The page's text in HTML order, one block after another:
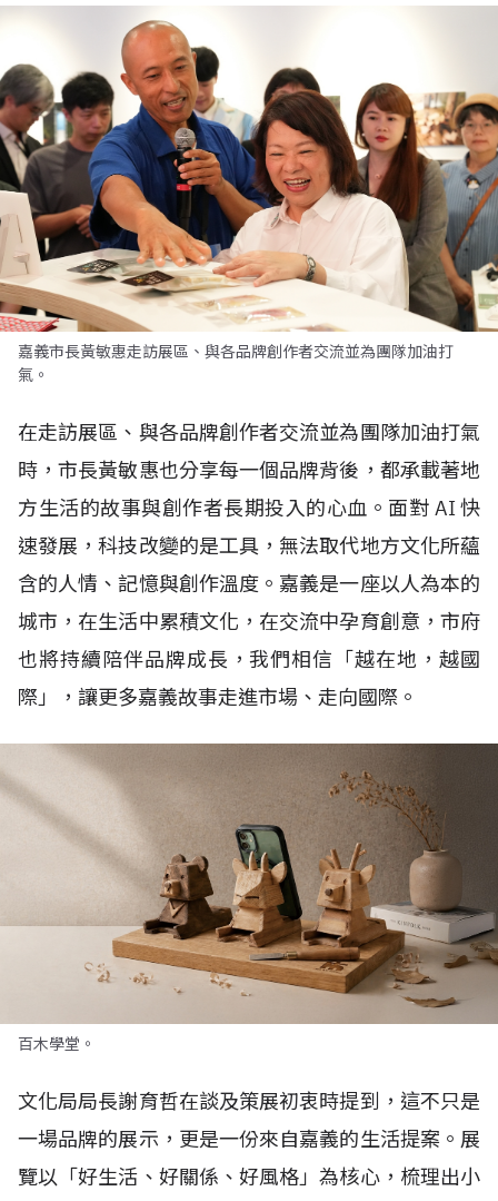
嘉義市長黃敏惠走訪展區、與各品牌創作者交流並為團隊加油打
氣。
在走訪展區、與各品牌創作者交流並為團隊加油打氣
時，市長黃敏惠也分享每一個品牌背後，都承載著地
方生活的故事與創作者長期投入的心血。面對 AI快
速發展，科技改變的是工具，無法取代地方文化所蘊
含的人情、記憶與創作溫度。嘉義是一座以人為本的
城市，在生活中累積文化，在交流中孕育創意，市府
也將持續陪伴品牌成長，我們相信「越在地，越國
際」，讓更多嘉義故事走進市場、走向國際。
百木學堂。
文化局局長謝育哲在談及策展初衷時提到，這不只是
一場品牌的展示，更是一份來自嘉義的生活提案。展
覽以「好生活、好關係、好風格」為核心，梳理出小